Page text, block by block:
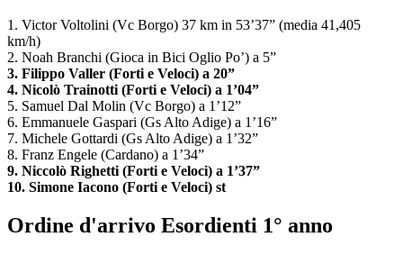
1. Victor Voltolini (Vc Borgo) 37 km in 53’37” (media 41,405
km/h)
2. Noah Branchi (Gioca in Bici Oglio Po’) a 5”
3. Filippo Valler (Forti e Veloci) a 20”
4. Nicolò Trainotti (Forti e Veloci) a 1’04”
5. Samuel Dal Molin (Vc Borgo) a 1’12”
6. Emmanuele Gaspari (Gs Alto Adige) a 1’16”
7. Michele Gottardi (Gs Alto Adige) a 1’32”
8. Franz Engele (Cardano) a 1’34”
9. Niccolò Righetti (Forti e Veloci) a 1’37”
10. Simone Iacono (Forti e Veloci) st
Ordine d'arrivo Esordienti 1° anno